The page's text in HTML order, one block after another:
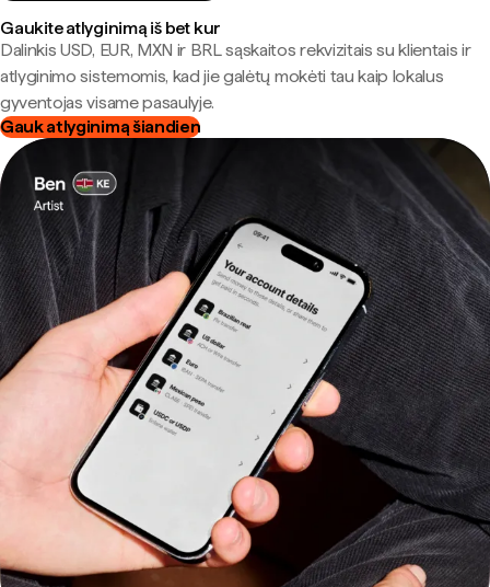
Gaukite atlyginimą iš bet kur
Dalinkis USD, EUR, MXN ir BRL sąskaitos rekvizitais su klientais ir
atlyginimo sistemomis, kad jie galėtų mokėti tau kaip lokalus
gyventojas visame pasaulyje.
Gauk atlyginimą šiandien